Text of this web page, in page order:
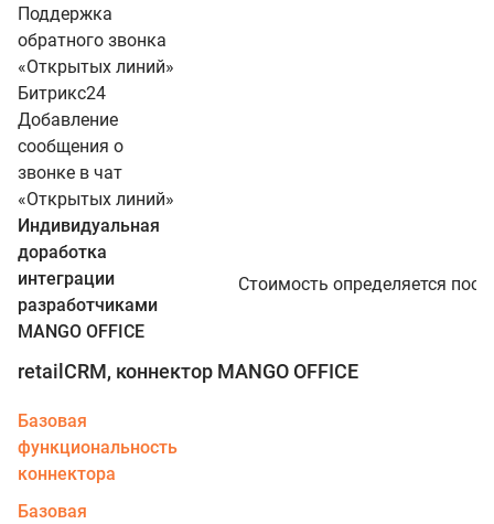
Поддержка
обратного звонка
«Открытых линий»
Битрикс24
Добавление
сообщения о
звонке в чат
«Открытых линий»
Индивидуальная
доработка
интеграции
разработчиками
MANGO OFFICE
Стоимость определяется
retailCRM, коннектор MANGO OFFICE
Базовая
функциональность
коннектора
Базовая